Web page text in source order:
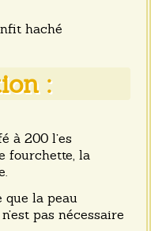
haché
:
à 200 l’es
fourchette, la
que la peau
pas nécessaire